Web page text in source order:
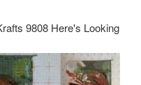
9808 Here's Looking